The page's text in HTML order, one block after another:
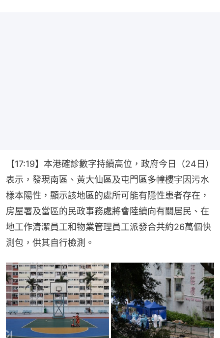
【17:19】本港確診數字持續高位，政府今日（24日）
表示，發現南區、黃大仙區及屯門區多幢樓宇因污水
樣本陽性，顯示該地區的處所可能有隱性患者存在，
房屋署及當區的民政事務處將會陸續向有關居民、在
地工作清潔員工和物業管理員工派發合共約26萬個快
測包，供其自行檢測。